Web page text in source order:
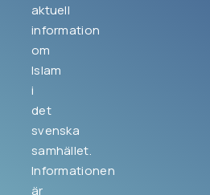
aktuell
information
om
Islam
i
det
svenska
samhället.
Informationen
är